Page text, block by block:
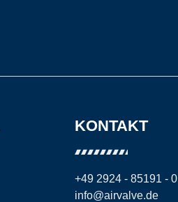
KONTAKT
+49 2924 - 85191 - 0
info@airvalve.de